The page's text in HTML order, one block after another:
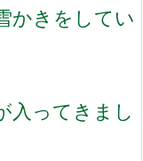
かきをしてい
ってきまし